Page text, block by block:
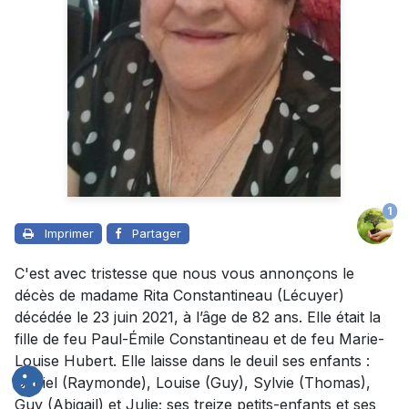
Imprimer Partager
1
C'est avec tristesse que nous vous annonçons le
décès de madame Rita Constantineau (Lécuyer)
décédée le 23 juin 2021, à l’âge de 82 ans. Elle était la
fille de feu Paul-Émile Constantineau et de feu Marie-
Louise Hubert. Elle laisse dans le deuil ses enfants :
Daniel (Raymonde), Louise (Guy), Sylvie (Thomas),
Guy (Abigail) et Julie; ses treize petits-enfants et ses